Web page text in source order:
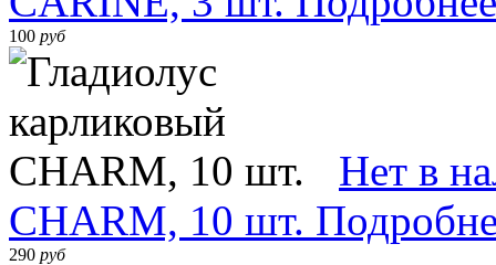
100 руб
Нет в
CHARM, 10 шт.
290 руб